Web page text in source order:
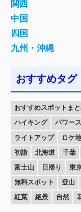
関西
中国
四国
九州・沖縄
おすすめタグ
おすすめスポットま
ハイキング
パワー
ライトアップ
ロケ地
初詣
北海道 千葉
富士山
日帰り 東
無料スポット
登山
紅葉
絶景 自然